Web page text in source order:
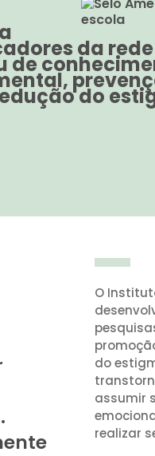
da
de
do
O
do
assumir
realizar